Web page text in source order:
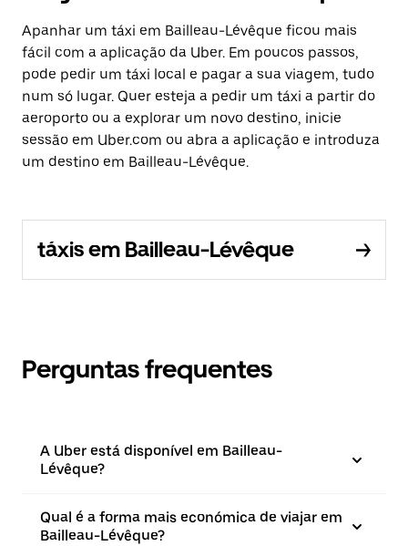
Apanhar um táxi em Bailleau-Lévêque ficou mais
fácil com a aplicação da Uber. Em poucos passos,
pode pedir um táxi local e pagar a sua viagem, tudo
num só lugar. Quer esteja a pedir um táxi a partir do
aeroporto ou a explorar um novo destino, inicie
sessão em Uber.com ou abra a aplicação e introduza
um destino em Bailleau-Lévêque.
táxis em Bailleau-Lévêque
Perguntas frequentes
A Uber está disponível em Bailleau-
Lévêque?
Qual é a forma mais económica de viajar em
Bailleau-Lévêque?